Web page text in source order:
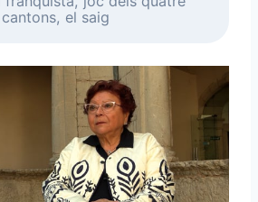
cantons, el saig